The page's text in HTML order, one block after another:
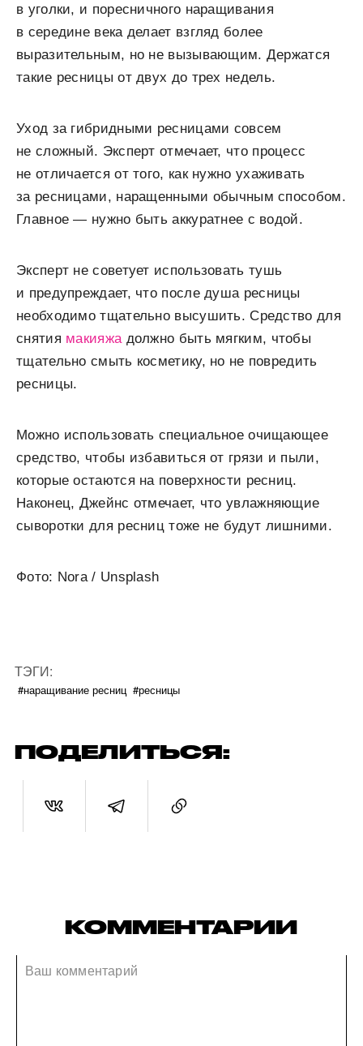
в уголки, и поресничного наращивания
в середине века делает взгляд более
выразительным, но не вызывающим. Держатся
такие ресницы от двух до трех недель.
Уход за гибридными ресницами совсем
не сложный. Эксперт отмечает, что процесс
не отличается от того, как нужно ухаживать
за ресницами, наращенными обычным способом.
Главное — нужно быть аккуратнее с водой.
Эксперт не советует использовать тушь
и предупреждает, что после душа ресницы
необходимо тщательно высушить. Средство для
снятия макияжадолжно быть мягким, чтобы
тщательно смыть косметику, но не повредить
ресницы.
Можно использовать специальное очищающее
средство, чтобы избавиться от грязи и пыли,
которые остаются на поверхности ресниц.
Наконец, Джейнс отмечает, что увлажняющие
сыворотки для ресниц тоже не будут лишними.
Фото: Nora / Unsplash
ТЭГИ:
#наращивание ресниц #ресницы
ПОДЕЛИТЬСЯ:
КОММЕНТАРИИ